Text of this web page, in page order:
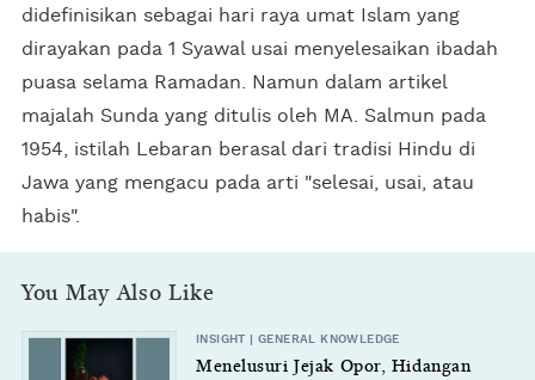
didefinisikan sebagai hari raya umat Islam yang
dirayakan pada 1 Syawal usai menyelesaikan ibadah
puasa selama Ramadan. Namun dalam artikel
majalah Sunda yang ditulis oleh MA. Salmun pada
1954, istilah Lebaran berasal dari tradisi Hindu di
Jawa yang mengacu pada arti "selesai, usai, atau
habis".
You May Also Like
INSIGHT | GENERAL KNOWLEDGE
Menelusuri Jejak Opor, Hidangan